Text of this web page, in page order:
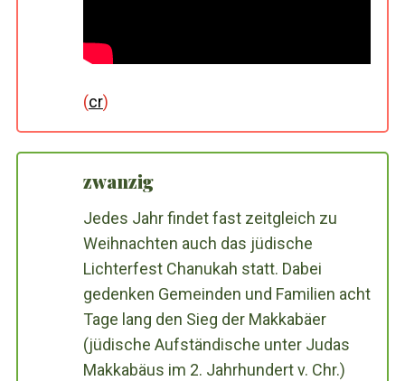
(cr)
zwanzig
Jedes Jahr findet fast zeitgleich zu
Weihnachten auch das jüdische
Lichterfest Chanukah statt. Dabei
gedenken Gemeinden und Familien acht
Tage lang den Sieg der Makkabäer
(jüdische Aufständische unter Judas
Makkabäus im 2. Jahrhundert v. Chr.)